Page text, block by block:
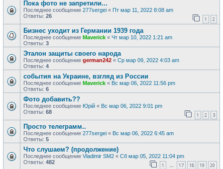
Пока фото не запретили...
Последнее сообщение 277sergei « Пт мар 11, 2022 8:08 am
Ответы: 26 1 2
Бизнес уходит из Германии 1939 года
Последнее сообщение Maverick « Чт мар 10, 2022 1:21 am
Ответы: 3
Эталон защиты своего народа
Последнее сообщение german242 « Ср мар 09, 2022 4:03 am
Ответы: 4
события на Украине, взгляд из России
Последнее сообщение Maverick « Вс мар 06, 2022 11:56 pm
Ответы: 6
Фото добавить??
Последнее сообщение Юрій « Вс мар 06, 2022 9:01 pm
Ответы: 68 1 2 3
Просто телеграмм..
Последнее сообщение 277sergei « Вс мар 06, 2022 6:45 am
Ответы: 5
Что слушаем? (продолжение)
Последнее сообщение Vladimir SM2 « Сб мар 05, 2022 11:04 pm
Ответы: 482 1 … 17 18 19 20